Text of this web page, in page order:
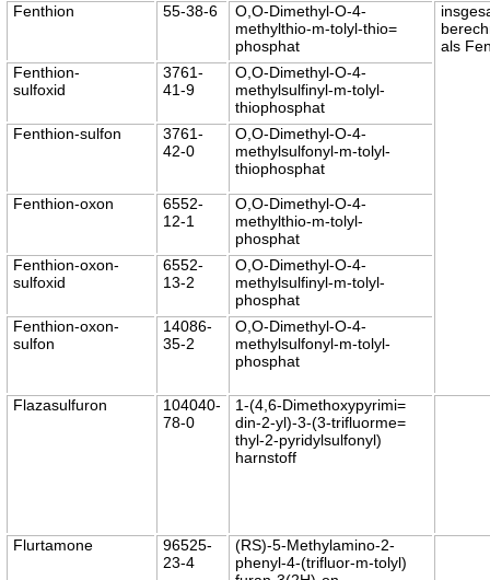
Fenthion 55-38-6
O,O-Dimethyl-O-4-
methylthio-m-tolyl-thio=
phosphat
als
Fenthion-
sulfoxid
3761-
41-9
O,O-Dimethyl-O-4-
methylsulfinyl-m-tolyl-
thiophosphat
Fenthion-sulfon
3761-
42-0
O,O-Dimethyl-O-4-
methylsulfonyl-m-tolyl-
thiophosphat
Fenthion-oxon
6552-
12-1
O,O-Dimethyl-O-4-
methylthio-m-tolyl-
phosphat
Fenthion-oxon-
sulfoxid
6552-
13-2
O,O-Dimethyl-O-4-
methylsulfinyl-m-tolyl-
phosphat
Fenthion-oxon-
sulfon
14086-
35-2
O,O-Dimethyl-O-4-
methylsulfonyl-m-tolyl-
phosphat
Flazasulfuron
104040-
78-0
1-(4,6-Dimethoxypyrimi=
din-2-yl)-3-(3-trifluorme=
thyl-2-pyridylsulfonyl)
harnstoff
Flurtamone
96525-
23-4
(RS)-5-Methylamino-2-
phenyl-4-(trifluor-m-tolyl)